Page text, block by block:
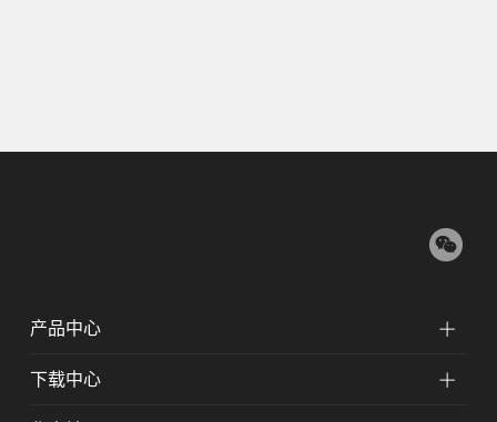
产品中心
下载中心